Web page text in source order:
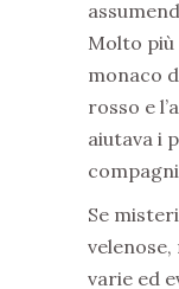
Molto più
monaco
rosso e
aiutava i
Se
varie ed